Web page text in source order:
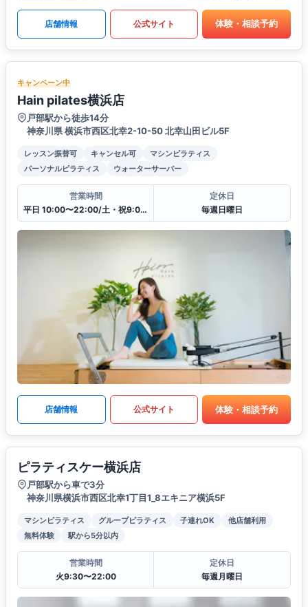
店舗情報 公式サイト 体験・相談予約
キャンペーン中
Hain pilates横浜店
戸部駅から徒歩14分
神奈川県 横浜市西区北幸2-10-50 北幸山田ビル5F
レッスン振替可 キャンセル可
マシンピラティス
パーソナルピラティス
ウォーターサーバー
営業時間
平日 10:00〜22:00/土・祝9:00〜21:00
定休日
毎週日曜日
店舗情報 公式サイト 体験・相談予約
ピラティスケー横浜店
戸部駅から車で3分
神奈川県横浜市西区北幸1丁目1_8エキニア横浜5F
マシンピラティス グループピラティス 子連れOK
他店舗利用
無料体験
駅から5分以内
営業時間
火9:30〜22:00
定休日
毎週月曜日